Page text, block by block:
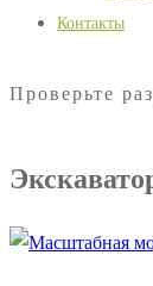
Контакты
Проверьте